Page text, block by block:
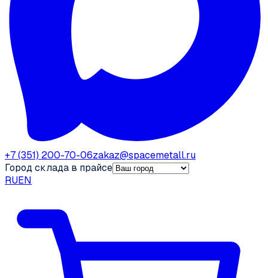
+7 (351) 200-70-06zakaz@spacemetall.ru
Город склада в прайсе
RUEN